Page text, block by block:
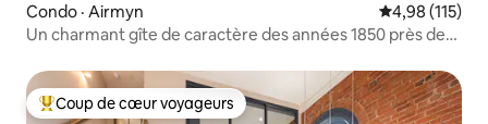
Condo · Airmyn Note
4,98 (115)
Un charmant gîte de caractère des années 1850 près de
Coup de cœur voyageurs parmi les plus aimés
Coup de cœur voyageurs